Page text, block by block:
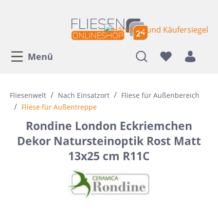
Menü
Fliesenwelt / Nach Einsatzort / Fliese für Außenbereich
/ Fliese für Außentreppe
Rondine London Eckriemchen
Dekor Natursteinoptik Rost Matt
13x25 cm R11C